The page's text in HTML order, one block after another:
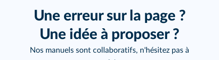
Une erreur sur la page ?
Une idée à proposer ?
Nos manuels sont collaboratifs, n'hésitez pas à